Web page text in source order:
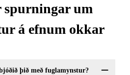
spurningar um
á efnum okkar
þið með fuglamynstur?